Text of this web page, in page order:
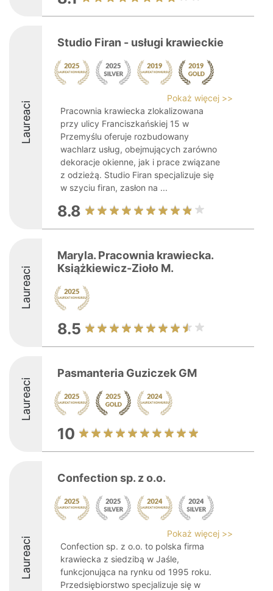
Laureaci
Studio Firan - usługi krawieckie
Pokaż więcej >>
Pracownia krawiecka zlokalizowana
przy ulicy Franciszkańskiej 15 w
Przemyślu oferuje rozbudowany
wachlarz usług, obejmujących zarówno
dekoracje okienne, jak i prace związane
z odzieżą. Studio Firan specjalizuje się
w szyciu firan, zasłon na ...
8.8
Laureaci
Maryla. Pracownia krawiecka.
Książkiewicz-Zioło M.
8.5
Laureaci
Pasmanteria Guziczek GM
10
Laureaci
Confection sp. z o.o.
Pokaż więcej >>
Confection sp. z o.o. to polska firma
krawiecka z siedzibą w Jaśle,
funkcjonująca na rynku od 1995 roku.
Przedsiębiorstwo specjalizuje się w